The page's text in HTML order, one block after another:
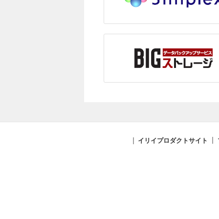
イリイプロダクトサイト